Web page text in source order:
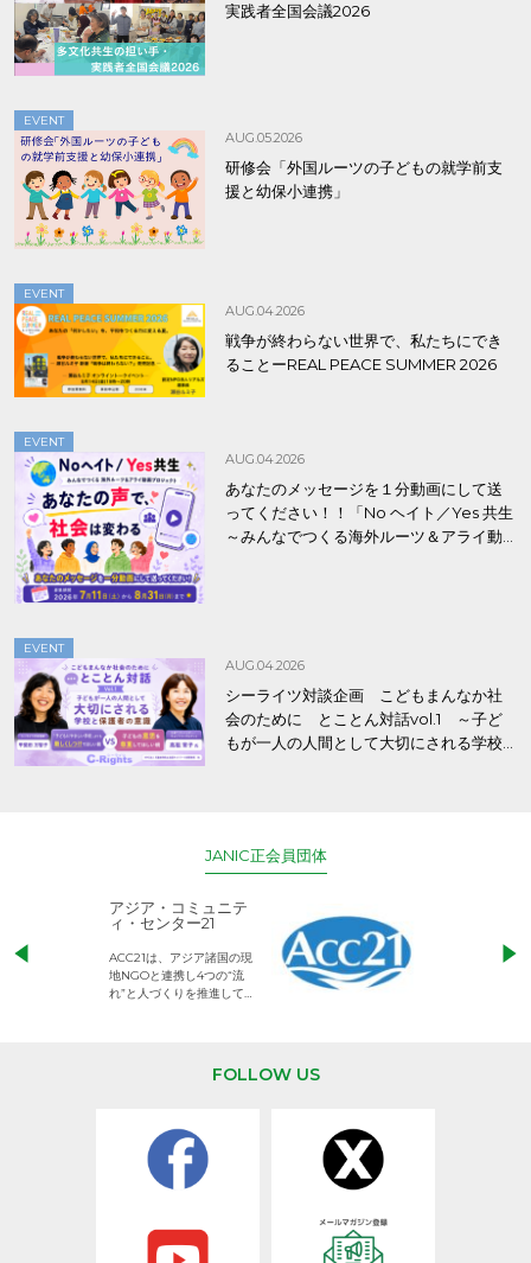
実践者全国会議2026
EVENT
AUG.05.2026
研修会「外国ルーツの子どもの就学前支
援と幼保小連携」
EVENT
AUG.04.2026
戦争が終わらない世界で、私たちにでき
ることーREAL PEACE SUMMER 2026
EVENT
AUG.04.2026
あなたのメッセージを１分動画にして送
ってください！！「No ヘイト／Yes 共生
～みんなでつくる海外ルーツ＆アライ動
EVENT
AUG.04.2026
シーライツ対談企画 こどもまんなか社
会のために とことん対話vol.1 ～子ど
もが一人の人間として大切にされる学校
JANIC正会員団体
アジア・コミュニテ
ィ・センター21
ACC21は、アジア諸国の現
地NGOと連携し4つの“流
れ”と人づくりを推進してい
児童労働のない
権利が守られた
FOLLOW US